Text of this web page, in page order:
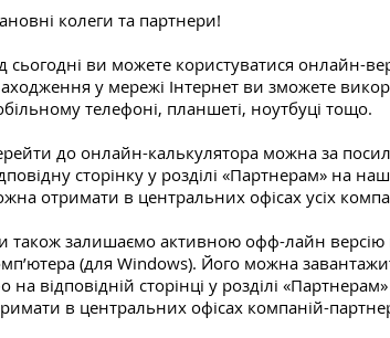
колеги та партнери!
сьогодні ви можете користуватися онлайн-
у мережі Інтернет ви зможете
телефоні, планшеті, ноутбуці тощо.
до онлайн-калькулятора можна за
сторінку у розділі «Партнерам» на
отримати в центральних офісах усіх
також залишаємо активною офф-лайн версію
(для Windows). Його можна
на відповідній сторінці у розділі
в центральних офісах компаній-